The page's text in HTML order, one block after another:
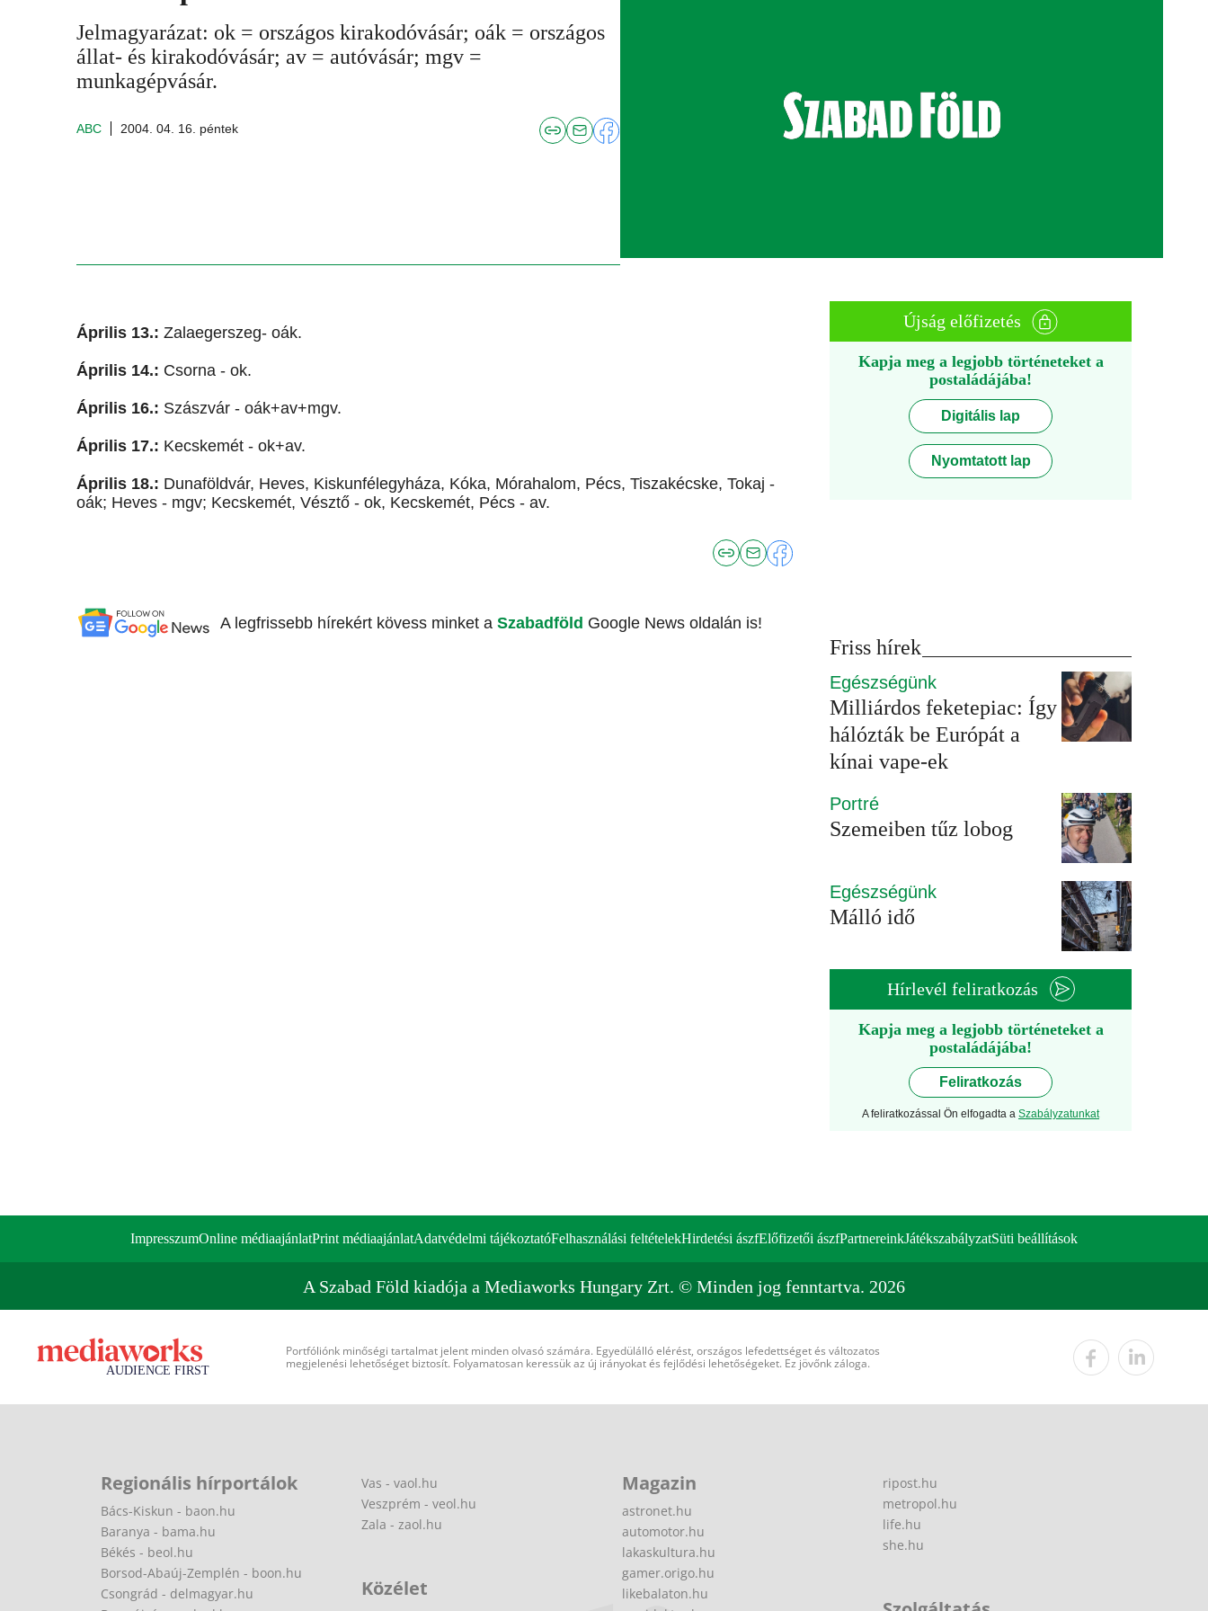
Jelmagyarázat: ok = országos kirakodóvásár; oák = országos
állat- és kirakodóvásár; av = autóvásár; mgv =
munkagépvásár.
ABC 2004. 04. 16. péntek
Április 13.: Zalaegerszeg- oák.
Április 14.: Csorna - ok.
Április 16.: Szászvár - oák+av+mgv.
Április 17.: Kecskemét - ok+av.
Április 18.: Dunaföldvár, Heves, Kiskunfélegyháza, Kóka, Mórahalom, Pécs, Tiszakécske, Tokaj -
oák; Heves - mgv; Kecskemét, Vésztő - ok, Kecskemét, Pécs - av.
A legfrissebb hírekért kövess minket a Szabadföld Google News oldalán is!
Újság előfizetés
Kapja meg a legjobb történeteket a
postaládájába!
Digitális lap
Nyomtatott lap
Friss hírek
Egészségünk
Milliárdos feketepiac: Így
hálózták be Európát a
kínai vape-ek
Portré
Szemeiben tűz lobog
Egészségünk
Málló idő
Hírlevél feliratkozás
Kapja meg a legjobb történeteket a
postaládájába!
Feliratkozás
A feliratkozással Ön elfogadta a Szabályzatunkat
ImpresszumOnline médiaajánlatPrint médiaajánlatAdatvédelmi tájékoztatóFelhasználási feltételekHirdetési ászfElőfizetői ászfPartnereinkJátékszabályzatSüti beállítások
A Szabad Föld kiadója a Mediaworks Hungary Zrt. © Minden jog fenntartva. 2026
Portfóliónk minőségi tartalmat jelent minden olvasó számára. Egyedülálló elérést, országos lefedettséget és változatos
megjelenési lehetőséget biztosít. Folyamatosan keressük az új irányokat és fejlődési lehetőségeket. Ez jövőnk záloga.
Regionális hírportálok
Bács-Kiskun - baon.hu
Baranya - bama.hu
Békés - beol.hu
Borsod-Abaúj-Zemplén - boon.hu
Csongrád - delmagyar.hu
Vas - vaol.hu
Veszprém - veol.hu
Zala - zaol.hu
Közélet
Magazin
astronet.hu
automotor.hu
lakaskultura.hu
gamer.origo.hu
likebalaton.hu
ripost.hu
metropol.hu
life.hu
she.hu